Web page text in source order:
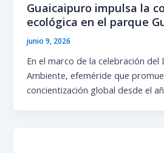
Guaicaipuro impulsa la
ecológica en el parque
junio 9, 2026
En el marco de la celebración del
Ambiente, efeméride que
concientización global desde el